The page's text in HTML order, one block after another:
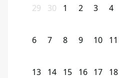
29 30 1 2 3 4
6 7 8 9 10 11
13 14 15 16 17 18